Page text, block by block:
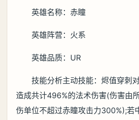
英雄名称：赤瞳
英雄阵营：火系
英雄品质：UR
技能分析主动技能：烬值穿刺
造成共计496%的法术伤害(伤害由
伤单位不超过赤瞳攻击力300%);若